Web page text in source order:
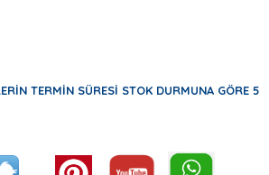
TERMİN SÜRESİ STOK DURMUNA GÖRE 5